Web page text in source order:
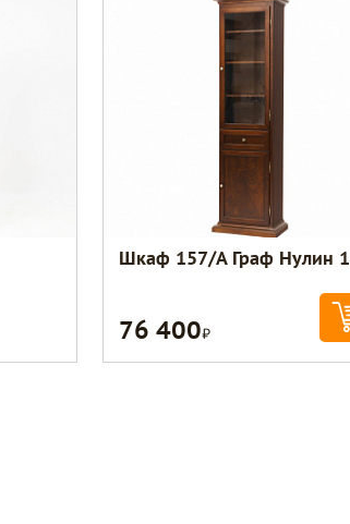
Шкаф 157/А Граф Нулин 1
76 400Р